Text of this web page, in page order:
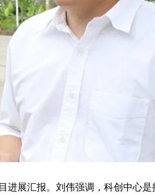
展汇报。刘伟强调，科创中心是